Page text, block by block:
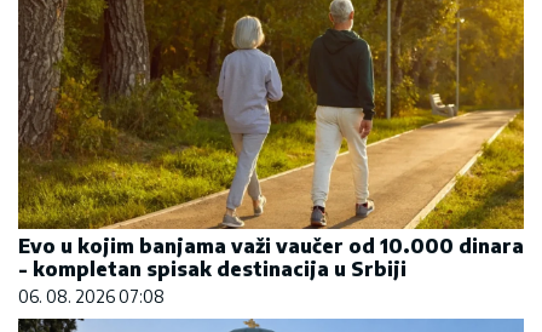
Evo u kojim banjama važi vaučer od 10.000 dinara
- kompletan spisak destinacija u Srbiji
06. 08. 2026 07:08